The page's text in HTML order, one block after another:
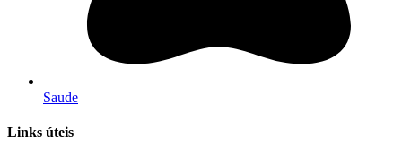
Saude
Links úteis